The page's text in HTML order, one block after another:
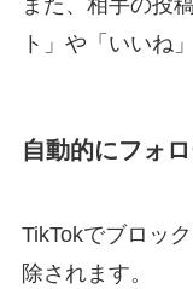
また、相手の投
ト」や「いいね
自動的にフォ
TikTokでブロッ
除されます。